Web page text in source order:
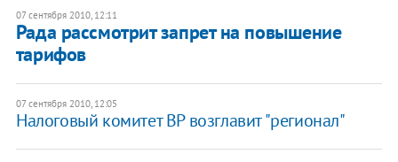
07 сентября 2010, 12:11
Рада рассмотрит запрет на повышение
тарифов
07 сентября 2010, 12:05
Налоговый комитет ВР возглавит "регионал"